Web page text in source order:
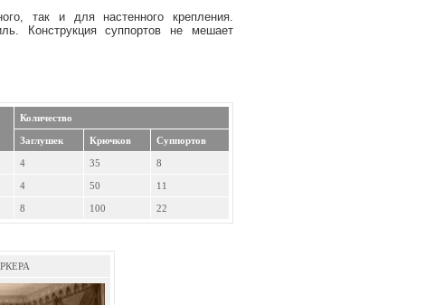
так и для настенного крепления.
Конструкция суппортов не мешает
Количество
Заглушек Крючков Суппортов
4 35 8
4 50 11
8 100 22